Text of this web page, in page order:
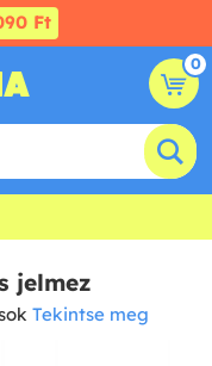
Ft
0
jelmez
Tekintse meg